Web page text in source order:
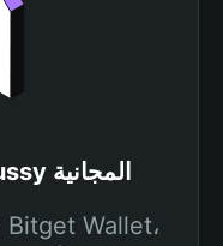
اربح توزيعات towelpussy المجانية